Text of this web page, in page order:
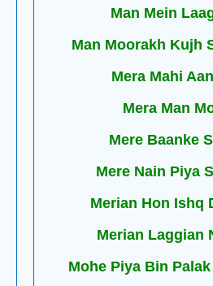
Man Mein
Man Moorakh Kujh
Mera Mahi
Mera Man
Mere Baanke
Mere Nain Piya
Merian Hon Ishq
Merian Laggian
Mohe Piya Bin